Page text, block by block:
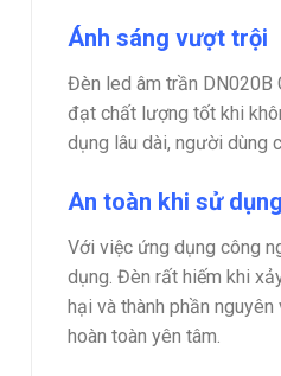
Ánh sáng vượt trội
Đèn led âm trần DN020B
đạt chất lượng tốt khi
dụng lâu dài, người dùng
An toàn khi sử dụng
Với việc ứng dụng công
dụng. Đèn rất hiếm khi
hại và thành phần
hoàn toàn yên tâm.